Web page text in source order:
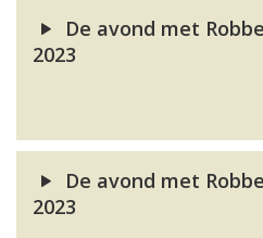
De avond met
2023
De avond met
2023